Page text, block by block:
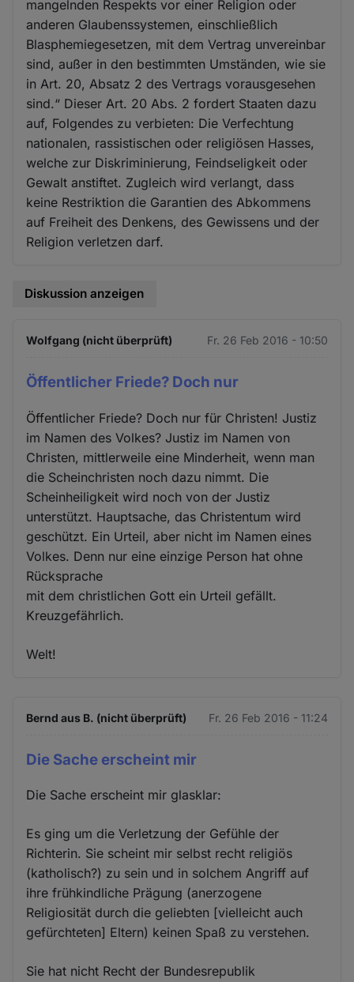
mangelnden Respekts vor einer Religion oder
anderen Glaubenssystemen, einschließlich
Blasphemiegesetzen, mit dem Vertrag unvereinbar
sind, außer in den bestimmten Umständen, wie sie
in Art. 20, Absatz 2 des Vertrags vorausgesehen
sind.“ Dieser Art. 20 Abs. 2 fordert Staaten dazu
auf, Folgendes zu verbieten: Die Verfechtung
nationalen, rassistischen oder religiösen Hasses,
welche zur Diskriminierung, Feindseligkeit oder
Gewalt anstiftet. Zugleich wird verlangt, dass
keine Restriktion die Garantien des Abkommens
auf Freiheit des Denkens, des Gewissens und der
Religion verletzen darf.
Diskussion anzeigen
Wolfgang (nicht überprüft) Fr. 26 Feb 2016 - 10:50
Öffentlicher Friede? Doch nur
Öffentlicher Friede? Doch nur für Christen! Justiz
im Namen des Volkes? Justiz im Namen von
Christen, mittlerweile eine Minderheit, wenn man
die Scheinchristen noch dazu nimmt. Die
Scheinheiligkeit wird noch von der Justiz
unterstützt. Hauptsache, das Christentum wird
geschützt. Ein Urteil, aber nicht im Namen eines
Volkes. Denn nur eine einzige Person hat ohne
Rücksprache
mit dem christlichen Gott ein Urteil gefällt.
Kreuzgefährlich.
Welt!
Bernd aus B. (nicht überprüft) Fr. 26 Feb 2016 - 11:24
Die Sache erscheint mir
Die Sache erscheint mir glasklar:
Es ging um die Verletzung der Gefühle der
Richterin. Sie scheint mir selbst recht religiös
(katholisch?) zu sein und in solchem Angriff auf
ihre frühkindliche Prägung (anerzogene
Religiosität durch die geliebten [vielleicht auch
gefürchteten] Eltern) keinen Spaß zu verstehen.
Sie hat nicht Recht der Bundesrepublik